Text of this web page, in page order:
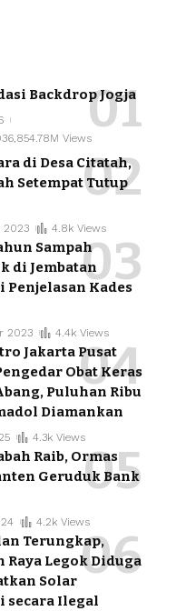
Backdrop Jogja
Views
di Desa Citatah,
Setempat Tutup
2023 4.8k Views
Sampah
di Jembatan
Penjelasan Kades
2023 4.4k Views
Jakarta Pusat
Obat Keras
Puluhan Ribu
Diamankan
4.3k Views
Raib, Ormas
Geruduk Bank
4.2k Views
Terungkap,
Raya Legok Diduga
Solar
secara Ilegal